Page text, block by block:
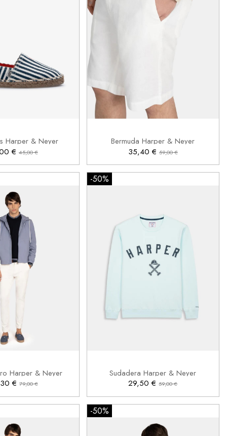
Harper & Neyer
€ 45,00 €
Añadir al carrito
Bermuda Harper & Neyer
35,40 € 59,00 €
40
 Añadir al carrito
Harper & Neyer
€ 79,00 €
Añadir al carrito
-50%
Sudadera Harper & Neyer
29,50 €59,00 €
 Añadir al carrito
-50%